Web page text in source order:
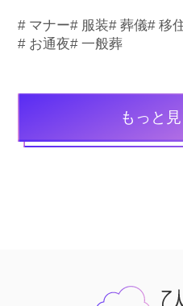
# マナー# 服装# 葬儀# 移
# お通夜# 一般葬
もっと